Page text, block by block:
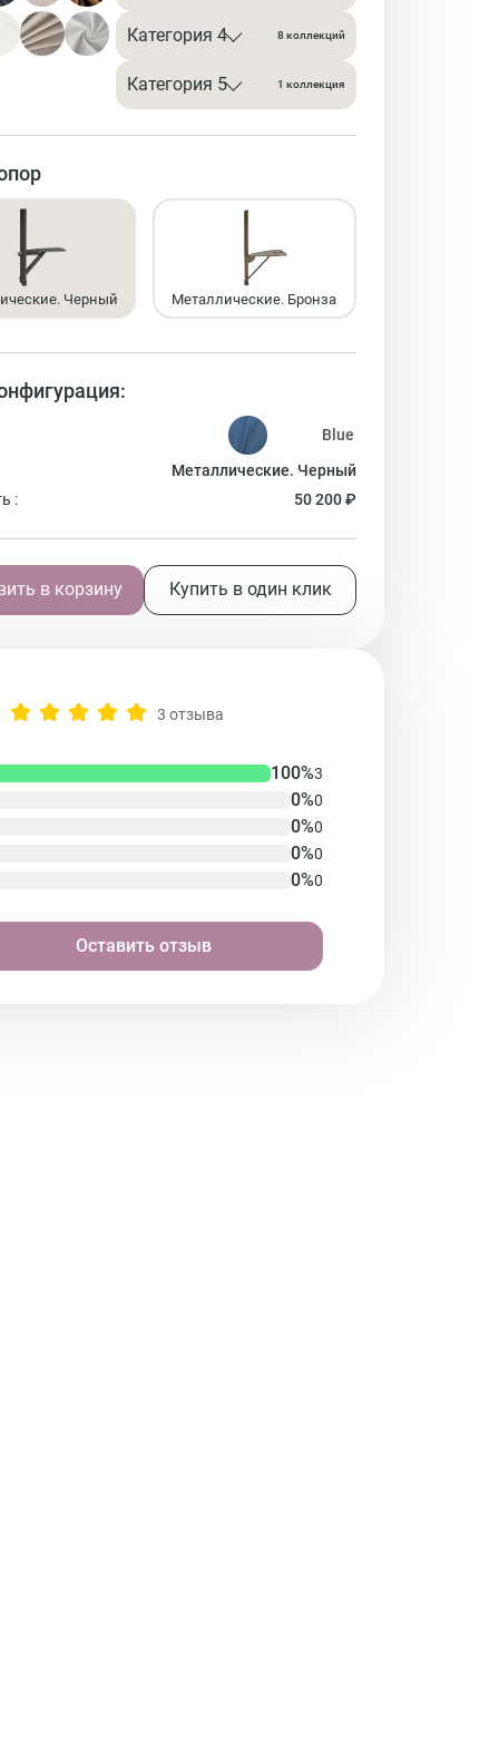
Категория 4 8 коллекций
Категория 5 1 коллекция
Черный Металлические. Бронза
Металлические. Черный
:
50 200 ₽
в корзину Купить в один клик
3 отзыва
100%3
0%0
0%0
0%0
0%0
Оставить отзыв